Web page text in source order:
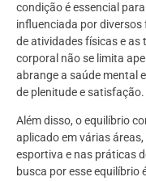
condição é essencial
influenciada por
de atividades físicas e as
corporal não se limita
abrange a saúde mental
de plenitude e satisfação.
Além disso, o equilíbrio
aplicado em várias
esportiva e nas práticas
busca por esse equilíbrio